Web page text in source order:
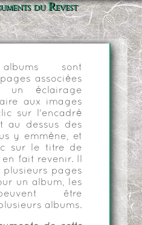
du Revest
sont
associées
un éclairage
aux images
sur l'encadré
au dessus des
y emmène, et
sur le titre de
en fait revenir. Il
pages
un album, les
être
albums.